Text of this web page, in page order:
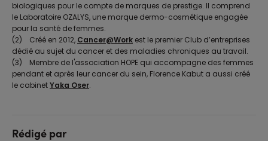
biologiques pour le compte de marques de prestige. Il comprend
le Laboratoire OZALYS, une marque dermo-cosmétique engagée
pour la santé de femmes.
(2) Créé en 2012, Cancer@Work est le premier Club d’entreprises
dédié au sujet du cancer et des maladies chroniques au travail.
(3) Membre de l'association HOPE qui accompagne des femmes
pendant et après leur cancer du sein, Florence Kabut a aussi créé
le cabinetYaka Oser.
Rédigé par